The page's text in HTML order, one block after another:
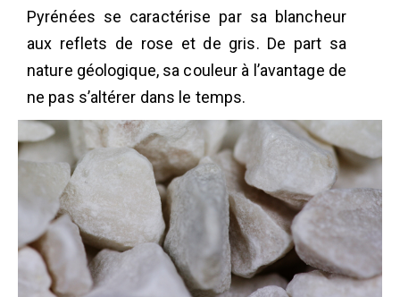
Pyrénées se caractérise par sa blancheur
aux reflets de rose et de gris. De part sa
nature géologique, sa couleur à l’avantage de
ne pas s’altérer dans le temps.